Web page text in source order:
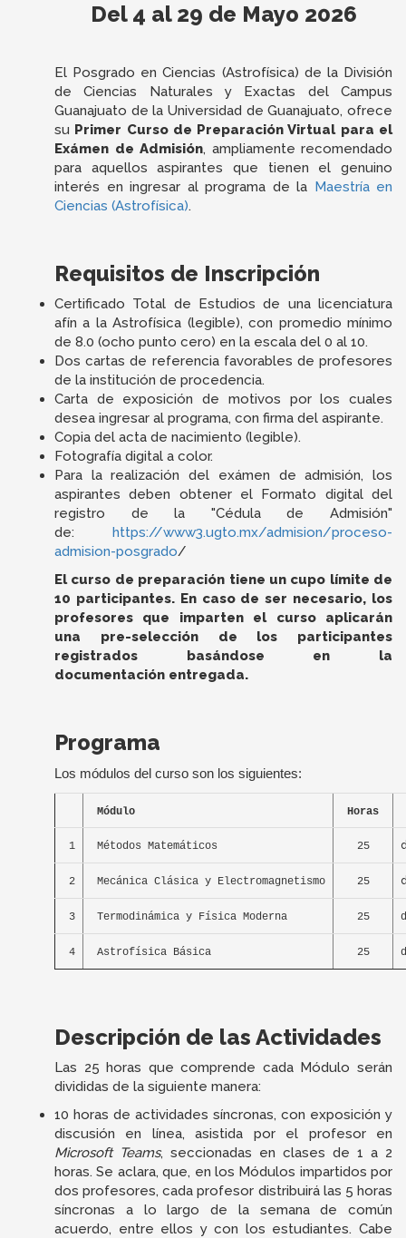
Del 4 al 29 de Mayo 2026
El Posgrado en Ciencias (Astrofísica) de la División
de Ciencias Naturales y Exactas del Campus
Guanajuato de la Universidad de Guanajuato, ofrece
su Primer Curso de Preparación Virtual para el
Exámen de Admisión, ampliamente recomendado
para aquellos aspirantes que tienen el genuino
interés en ingresar al programa de la Maestría en
Ciencias (Astrofísica).
Requisitos de Inscripción
Certificado Total de Estudios de una licenciatura
afín a la Astrofísica (legible), con promedio mínimo
de 8.0 (ocho punto cero) en la escala del 0 al 10.
Dos cartas de referencia favorables de profesores
de la institución de procedencia.
Carta de exposición de motivos por los cuales
desea ingresar al programa, con firma del aspirante.
Copia del acta de nacimiento (legible).
Fotografía digital a color.
Para la realización del exámen de admisión, los
aspirantes deben obtener el Formato digital del
registro de la "Cédula de Admisión"
de:
https://www3.ugto.mx/admision/proceso-
admision-posgrado/
El curso de preparación tiene un cupo límite de
10 participantes. En caso de ser necesario, los
profesores que imparten el curso aplicarán
una pre-selección de los participantes
registrados basándose en la
documentación entregada.
Programa
Los módulos del curso son los siguientes:
Módulo Horas
1 Métodos Matemáticos 25
2 Mecánica Clásica y Electromagnetismo 25
3 Termodinámica y Física Moderna 25
4 Astrofísica Básica 25
Descripción de las Actividades
Las 25 horas que comprende cada Módulo serán
divididas de la siguiente manera:
10 horas de actividades síncronas, con exposición y
discusión en línea, asistida por el profesor en
Microsoft Teams, seccionadas en clases de 1 a 2
horas. Se aclara, que, en los Módulos impartidos por
dos profesores, cada profesor distribuirá las 5 horas
síncronas a lo largo de la semana de común
acuerdo, entre ellos y con los estudiantes. Cabe